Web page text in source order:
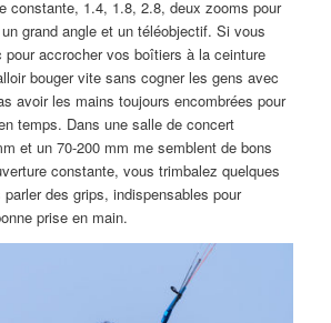
constante, 1.4, 1.8, 2.8, deux zooms pour
grand angle et un téléobjectif. Si vous
accrocher vos boîtiers à la ceinture
bouger vite sans cogner les gens avec
avoir les mains toujours encombrées pour
temps. Dans une salle de concert
et un 70-200 mm me semblent de bons
constante, vous trimbalez quelques
des grips, indispensables pour
prise en main.